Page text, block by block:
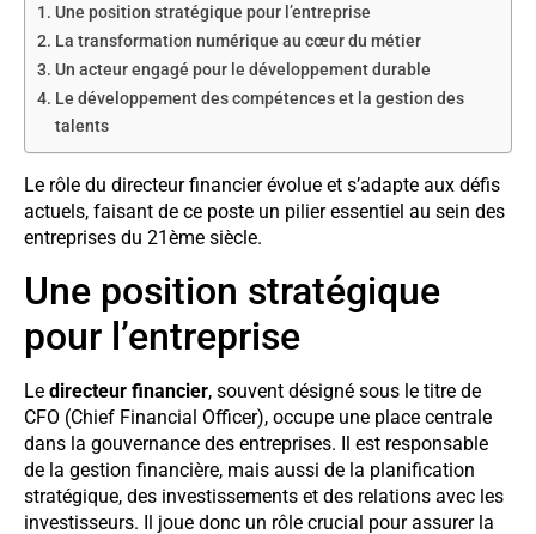
Une position stratégique pour l’entreprise
La transformation numérique au cœur du métier
Un acteur engagé pour le développement durable
Le développement des compétences et la gestion des
talents
Le rôle du directeur financier évolue et s’adapte aux défis
actuels, faisant de ce poste un pilier essentiel au sein des
entreprises du 21ème siècle.
Une position stratégique
pour l’entreprise
Le directeur financier, souvent désigné sous le titre de
CFO (Chief Financial Officer), occupe une place centrale
dans la gouvernance des entreprises. Il est responsable
de la gestion financière, mais aussi de la planification
stratégique, des investissements et des relations avec les
investisseurs. Il joue donc un rôle crucial pour assurer la